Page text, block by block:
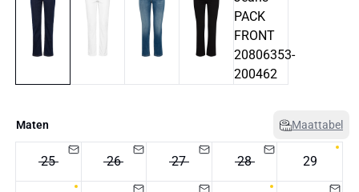
Maten Maattabel
25 26 27 28 29